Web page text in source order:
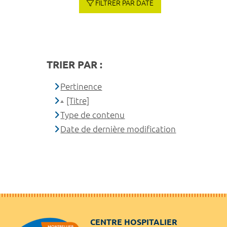
FILTRER PAR DATE
TRIER PAR :
Pertinence
[Titre]
Type de contenu
Date de dernière modification
CENTRE HOSPITALIER